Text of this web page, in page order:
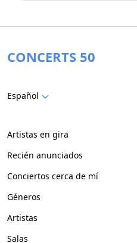
CONCERTS 50
Español
Artistas en gira
Recién anunciados
Conciertos cerca de mí
Géneros
Artistas
Salas